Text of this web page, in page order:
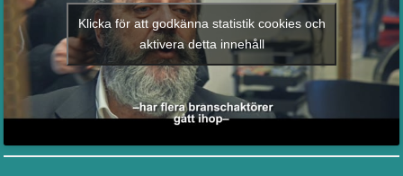
Klicka för att godkänna statistik cookies och
aktivera detta innehåll